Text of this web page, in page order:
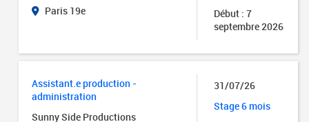
Paris 19e
Début : 7
septembre 2026
Assistant.e production -
administration
Sunny Side Productions
31/07/26
Stage 6 mois